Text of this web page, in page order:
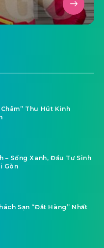
Thu Hút Kinh
– Sống Xanh, Đầu Tư Sinh
Gòn
Sạn “Đắt Hàng” Nhất